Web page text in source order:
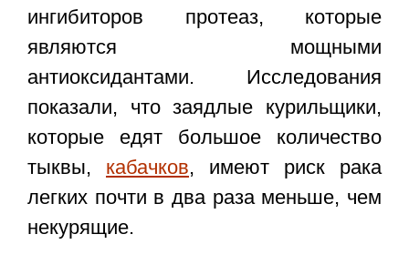
ингибиторов протеаз, которые
являются мощными
антиоксидантами. Исследования
показали, что заядлые курильщики,
которые едят большое количество
тыквы, кабачков, имеют риск рака
легких почти в два раза меньше, чем
некурящие.